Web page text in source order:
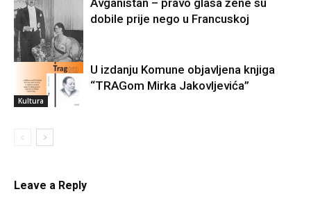
Avganistan – pravo glasa žene su
dobile prije nego u Francuskoj
Kultura
U izdanju Komune objavljena knjiga
“TRAGom Mirka Jakovljevića”
Leave a Reply